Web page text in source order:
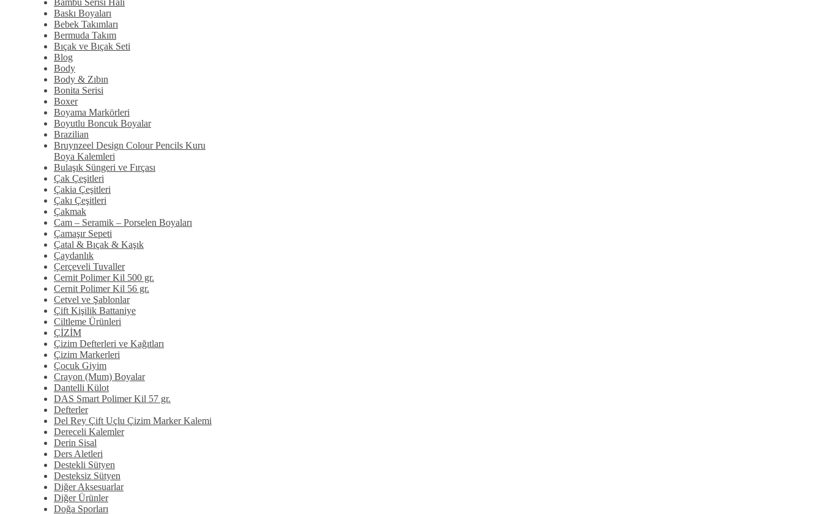
Baskı Boyaları
Bebek Takımları
Bermuda Takım
Bıçak ve Bıçak Seti
Blog
Body
Body & Zıbın
Bonita Serisi
Boxer
Boyama Markörleri
Boyutlu Boncuk Boyalar
Brazilian
Bruynzeel Design Colour Pencils Kuru
Boya Kalemleri
Bulaşık Süngeri ve Fırçası
Çak Çeşitleri
Çakia Çeşitleri
Çakı Çeşitleri
Çakmak
Cam – Seramik – Porselen Boyaları
Çamaşır Sepeti
Çatal & Bıçak & Kaşık
Çaydanlık
Çerçeveli Tuvaller
Cernit Polimer Kil 500 gr.
Cernit Polimer Kil 56 gr.
Cetvel ve Şablonlar
Çift Kişilik Battaniye
Ciltleme Ürünleri
ÇİZİM
Çizim Defterleri ve Kağıtları
Çizim Markerleri
Çocuk Giyim
Crayon (Mum) Boyalar
Dantelli Külot
DAS Smart Polimer Kil 57 gr.
Defterler
Del Rey Çift Uçlu Çizim Marker Kalemi
Dereceli Kalemler
Derin Sisal
Ders Aletleri
Destekli Sütyen
Desteksiz Sütyen
Diğer Aksesuarlar
Diğer Ürünler
Doğa Sporları